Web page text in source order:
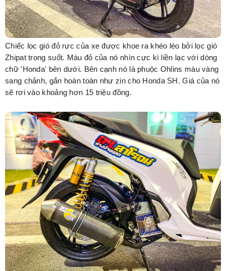
Chiếc lọc gió đỏ rực của xe được khoe ra khéo léo bởi lọc gió
Zhipat trong suốt. Màu đỏ của nó nhìn cực kì liền lạc với dòng
chữ 'Honda' bên dưới. Bên cạnh nó là phuộc Ohlins màu vàng
sang chảnh, gắn hoàn toàn như zin cho Honda SH. Giá của nó
sẽ rơi vào khoảng hơn 15 triệu đồng.